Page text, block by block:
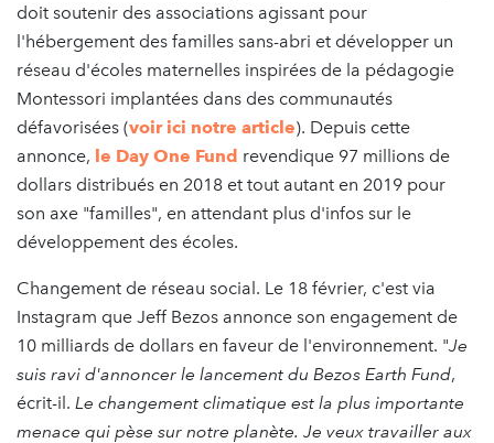
doit soutenir des associations agissant pour
l'hébergement des familles sans-abri et développer un
réseau d'écoles maternelles inspirées de la pédagogie
Montessori implantées dans des communautés
défavorisées (voir ici notre article). Depuis cette
annonce, le Day One Fund revendique 97 millions de
dollars distribués en 2018 et tout autant en 2019 pour
son axe "familles", en attendant plus d'infos sur le
développement des écoles.
Changement de réseau social. Le 18 février, c'est via
Instagram que Jeff Bezos annonce son engagement de
10 milliards de dollars en faveur de l'environnement. "Je
suis ravi d'annoncer le lancement du Bezos Earth Fund,
écrit-il. Le changement climatique est la plus importante
menace qui pèse sur notre planète. Je veux travailler aux